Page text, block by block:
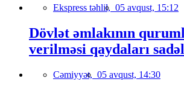
Ekspress təhlil, 05 avqust, 15:12
Dövlət əmlakının
verilməsi qaydaları
Cəmiyyət, 05 avqust, 14:30